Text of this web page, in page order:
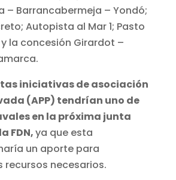
– Barrancabermeja – Yondó;
Autopista al Mar 1; Pasto
la concesión Girardot –
iniciativas de asociación
(APP) tendrían uno de
en la próxima junta
FDN,ya que esta
un aporte para
recursos necesarios.